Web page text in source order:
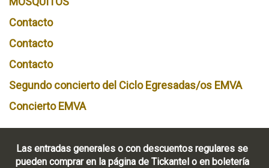
Contacto
Contacto
Contacto
Segundo concierto del Ciclo Egresadas/os EMVA
Concierto EMVA
Las entradas generales o con descuentos regulares se
pueden comprar en la página de Tickantel o en boletería